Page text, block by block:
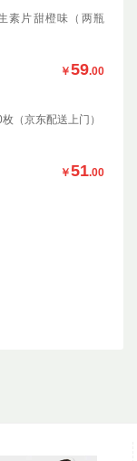
素片甜橙味（两瓶
￥59.00
（京东配送上门）
￥51.00